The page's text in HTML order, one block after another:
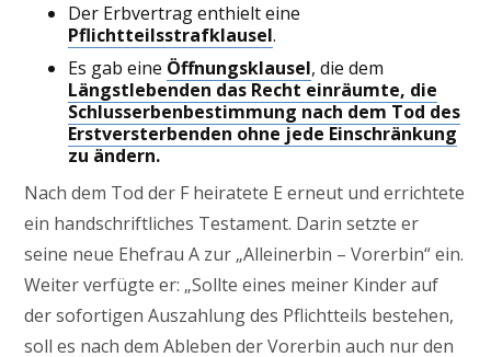
Der Erbvertrag enthielt eine
Pflichtteilsstrafklausel.
Es gab eine Öffnungsklausel, die dem
Längstlebenden das Recht einräumte, die
Schlusserbenbestimmung nach dem Tod des
Erstversterbenden ohne jede Einschränkung
zu ändern.
Nach dem Tod der F heiratete E erneut und errichtete
ein handschriftliches Testament. Darin setzte er
seine neue Ehefrau A zur „Alleinerbin – Vorerbin“ ein.
Weiter verfügte er: „Sollte eines meiner Kinder auf
der sofortigen Auszahlung des Pflichtteils bestehen,
soll es nach dem Ableben der Vorerbin auch nur den